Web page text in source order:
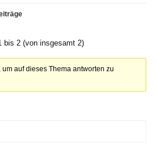
bis 2 (von insgesamt 2)
auf dieses Thema antworten zu